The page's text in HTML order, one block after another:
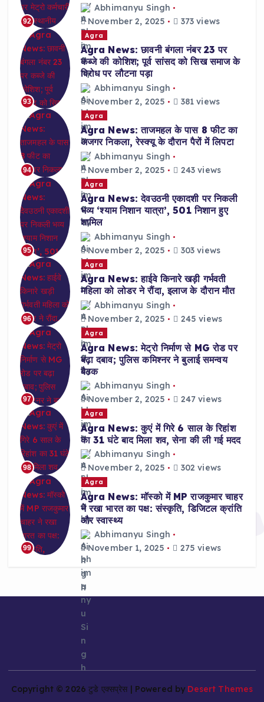
92
Abhimanyu Singh
November 2, 2025
373 views
93
Agra
Agra News: छावनी बंगला नंबर 23 पर
कब्जे की कोशिश; पूर्व सांसद को सिख समाज के
विरोध पर लौटना पड़ा
Abhimanyu Singh
November 2, 2025
381 views
94
Agra
Agra News: ताजमहल के पास 8 फीट का
अजगर निकला, रेस्क्यू के दौरान पैरों में लिपटा
Abhimanyu Singh
November 2, 2025
243 views
95
Agra
Agra News: देवउठनी एकादशी पर निकली
भव्य ‘श्याम निशान यात्रा’, 501 निशान हुए
शामिल
Abhimanyu Singh
November 2, 2025
303 views
96
Agra
Agra News: हाईवे किनारे खड़ी गर्भवती
महिला को लोडर ने रौंदा, इलाज के दौरान मौत
Abhimanyu Singh
November 2, 2025
245 views
97
Agra
Agra News: मेट्रो निर्माण से MG रोड पर
बढ़ा दबाव; पुलिस कमिश्नर ने बुलाई समन्वय
बैठक
Abhimanyu Singh
November 2, 2025
247 views
98
Agra
Agra News: कुएं में गिरे 6 साल के रिहांश
का 31 घंटे बाद मिला शव, सेना की ली गई मदद
Abhimanyu Singh
November 2, 2025
302 views
99
Agra
Agra News: मॉस्को में MP राजकुमार चाहर
ने रखा भारत का पक्ष: संस्कृति, डिजिटल क्रांति
और स्वास्थ्य
Abhimanyu Singh
November 1, 2025
275 views
Copyright © 2026 टुडे एक्सप्रेस | Powered by Desert Themes